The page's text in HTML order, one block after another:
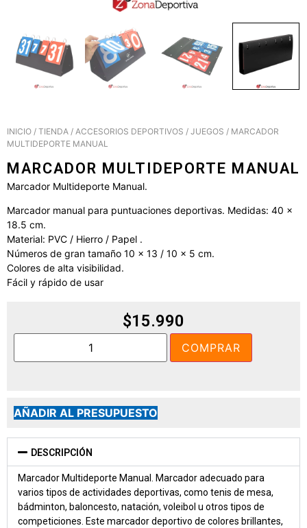
INICIO / TIENDA / ACCESORIOS DEPORTIVOS / JUEGOS / MARCADOR
MULTIDEPORTE MANUAL
MARCADOR MULTIDEPORTE MANUAL
Marcador Multideporte Manual.
Marcador manual para puntuaciones deportivas. Medidas: 40 x
18.5 cm.
Material: PVC / Hierro / Papel .
Números de gran tamaño 10 x 13 / 10 x 5 cm.
Colores de alta visibilidad.
Fácil y rápido de usar
$15.990
COMPRAR
AÑADIR AL PRESUPUESTO
DESCRIPCIÓN
Marcador Multideporte Manual. Marcador adecuado para
varios tipos de actividades deportivas, como tenis de mesa,
bádminton, baloncesto, natación, voleibol u otros tipos de
competiciones. Este marcador deportivo de colores brillantes,